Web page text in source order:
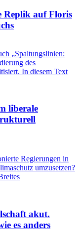
Replik auf Floris
„Spaltungslinien:
des
In diesem Text
liberale
Regierungen in
umzusetzen?
akut.
es anders